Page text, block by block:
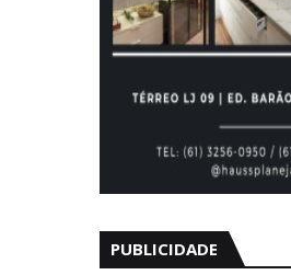
PUBLICIDADE